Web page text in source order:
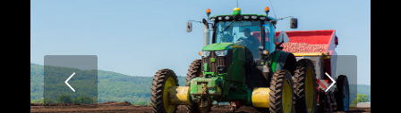
Nästa